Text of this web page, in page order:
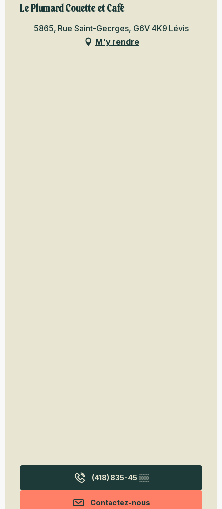
Le Plumard Couette et Café
5865, Rue Saint-Georges, G6V 4K9 Lévis
M'y rendre
(418) 835-45 ▒▒
Contactez-nous